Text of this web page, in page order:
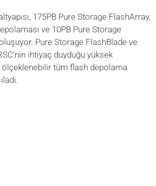
175PB Pure Storage FlashArray,
ve 10PB Pure Storage
Pure Storage FlashBlade ve
ihtiyaç duyduğu yüksek
ölçeklenebilir tüm flash depolama